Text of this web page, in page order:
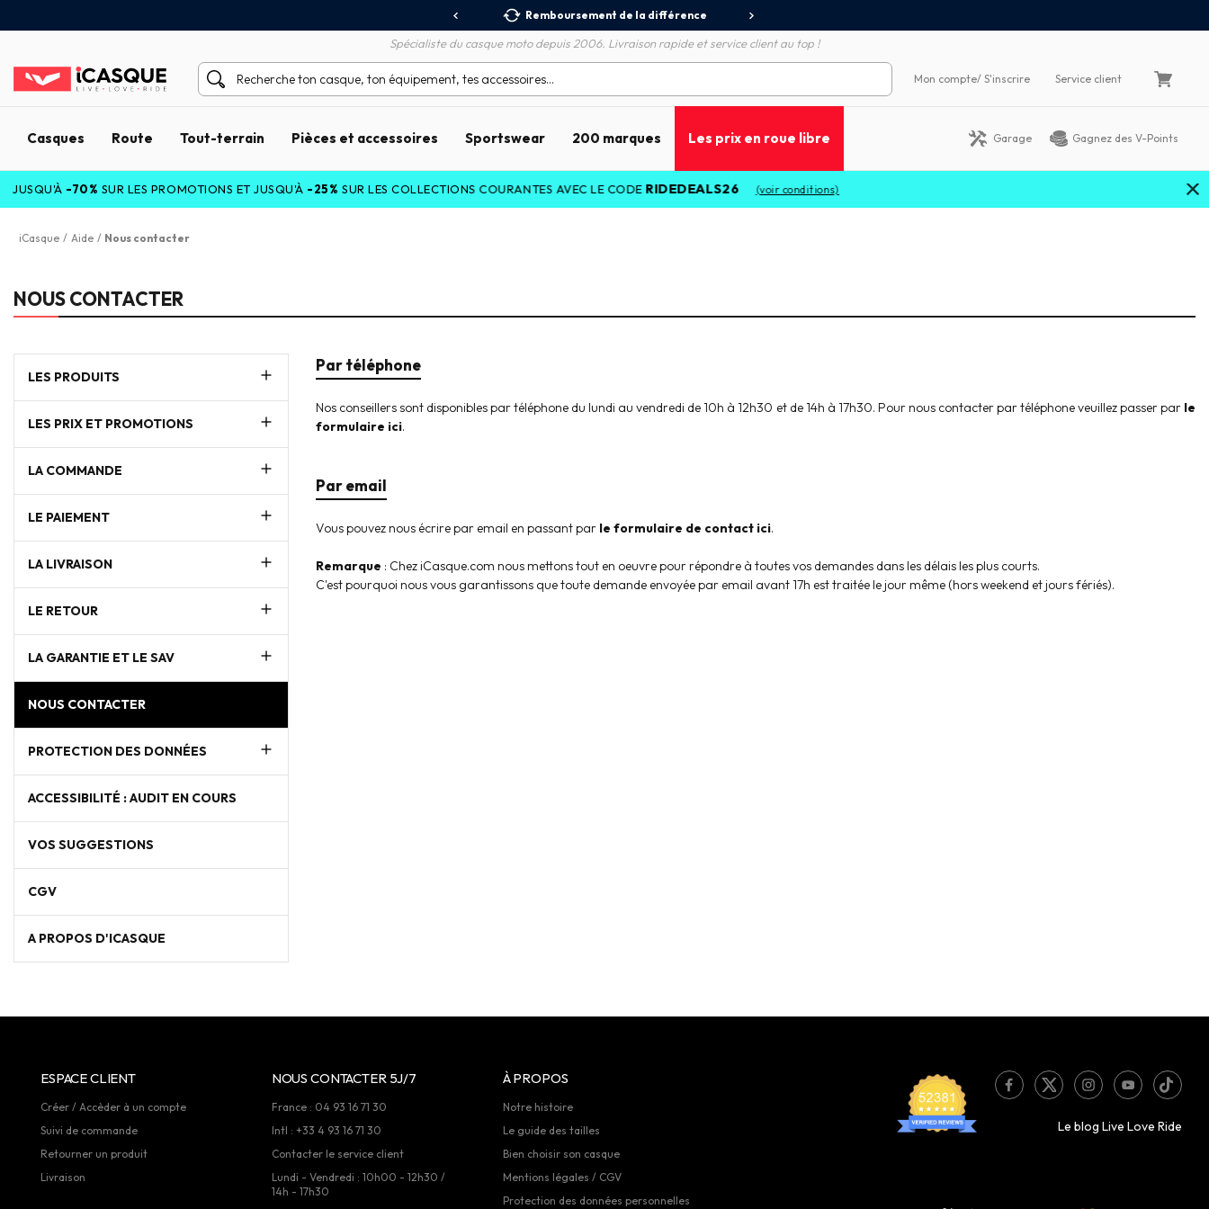
Remboursement de la différence
Spécialiste du casque moto depuis 2006. Livraison rapide et service client au top !
Mon compte/ S'inscrire Service client
Casques Route Tout-terrain Pièces et accessoires Sportswear 200 marques Les prix en roue libre Garage Gagnez des V-Points
-70%SUR LES PROMOTIONS ET JUSQU'À-25%SUR LES COLLECTIONS COURANTES AVEC LE CODERIDEDEALS26 (voir conditions)
iCasque / Aide / Nous contacter
NOUS CONTACTER
LES PRODUITS
LES PRIX ET PROMOTIONS
LA COMMANDE
LE PAIEMENT
LA LIVRAISON
LE RETOUR
LA GARANTIE ET LE SAV
NOUS CONTACTER
PROTECTION DES DONNÉES
ACCESSIBILITÉ : AUDIT EN COURS
VOS SUGGESTIONS
CGV
A PROPOS D'ICASQUE
Par téléphone
Nos conseillers sont disponibles par téléphone du lundi au vendredi de 10h à 12h30 et de 14h à 17h30. Pour nous contacter par téléphone veuillez passer par le
formulaire ici.
Par email
Vous pouvez nous écrire par email en passant par le formulaire de contact ici.
Remarque : Chez iCasque.com nous mettons tout en oeuvre pour répondre à toutes vos demandes dans les délais les plus courts.
C'est pourquoi nous vous garantissons que toute demande envoyée par email avant 17h est traitée le jour même (hors weekend et jours fériés).
ESPACE CLIENT
Créer / Accèder à un compte
Suivi de commande
Retourner un produit
Livraison
NOUS CONTACTER 5J/7
France : 04 93 16 71 30
Intl : +33 4 93 16 71 30
Contacter le service client
Lundi - Vendredi : 10h00 - 12h30 /
14h - 17h30
À PROPOS
Notre histoire
Le guide des tailles
Bien choisir son casque
Mentions légales / CGV
Protection des données personnelles
Le blog Live Love Ride